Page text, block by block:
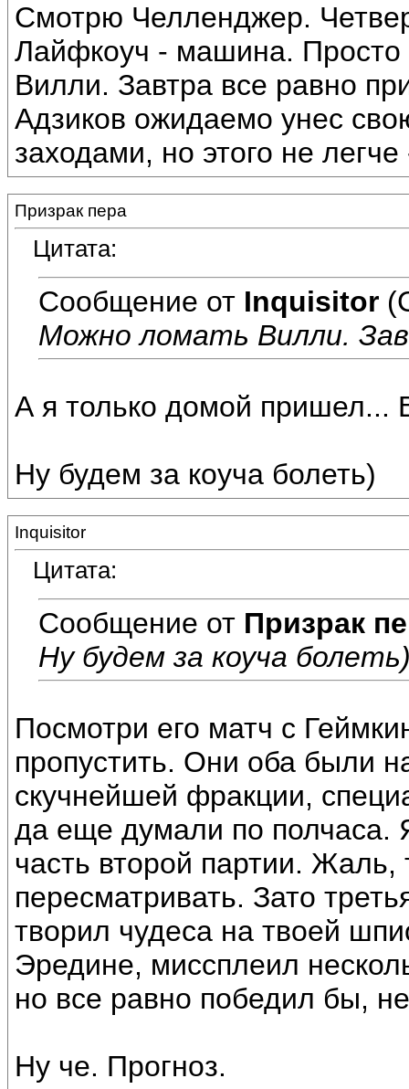
Смотрю Челленджер.
Лайфкоуч - машина. Просто
Вилли. Завтра все равно
Адзиков ожидаемо унес
заходами, но этого не
Призрак пера
Цитата:
Сообщение от Inquisitor
Можно ломать Вилли.
А я только домой пришел...
Ну будем за коуча болеть)
Inquisitor
Цитата:
Сообщение от Призрак
Ну будем за коуча
Посмотри его матч с
пропустить. Они оба были
скучнейшей фракции,
да еще думали по полчаса.
часть второй партии.
пересматривать. Зато
творил чудеса на твоей
Эредине, миссплеил
но все равно победил бы,
Ну че. Прогноз.